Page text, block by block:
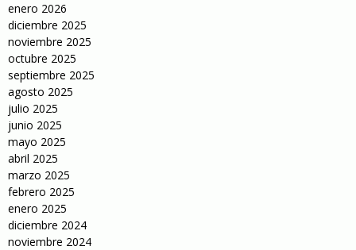
enero 2026
diciembre 2025
noviembre 2025
octubre 2025
septiembre 2025
agosto 2025
julio 2025
junio 2025
mayo 2025
abril 2025
marzo 2025
febrero 2025
enero 2025
diciembre 2024
noviembre 2024